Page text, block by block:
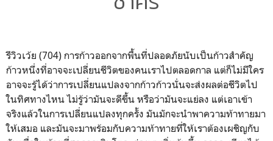
รีวิวเว้ย (704) การก้าวออกจากพื้นที่ปลอดภัยนับเป็นก้าวสำคัญ
ก้าวหนึ่งที่อาจจะเปลี่ยนชีวิตของคนเราไปตลอดกาล แต่ก็ไม่มีใคร
อาจจะรู้ได้ว่าการเปลี่ยนแปลงจากก้าวก้าวนั่นจะส่งผลต่อชีวิตไป
ในทิศทางไหน ไม่รู้ว่ามันจะดีขึ้น หรือว่ามันจะแย่ลง แต่เอาเข้า
จริงแล้วในการเปลี่ยนแปลงทุกครั้ง มันมักจะนำพาความท้าทายมา
ให้เสมอ และมันจะมาพร้อมกับความท้าทายที่ให้เราต้องเผชิญกับ